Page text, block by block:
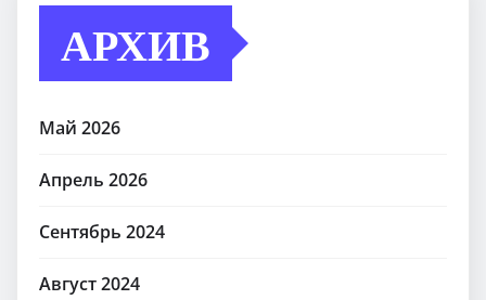
АРХИВ
Май 2026
Апрель 2026
Сентябрь 2024
Август 2024